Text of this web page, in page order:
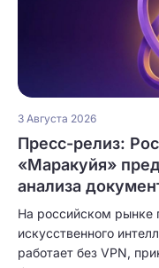
3 Августа 2026
Пресс-релиз:
«Маракуйя»
анализа
На российском рынке
искусственного
работает без VPN,